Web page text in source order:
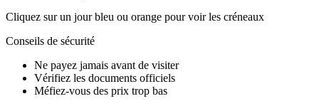
Cliquez sur un jour bleu ou orange pour voir les créneaux
Conseils de sécurité
Ne payez jamais avant de visiter
Vérifiez les documents officiels
Méfiez-vous des prix trop bas